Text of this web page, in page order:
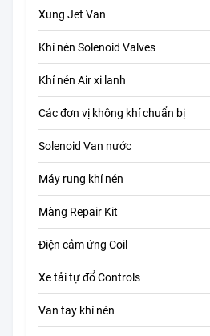
Xung Jet Van
Khí nén Solenoid Valves
Khí nén Air xi lanh
Các đơn vị không khí chuẩn bị
Solenoid Van nước
Máy rung khí nén
Màng Repair Kit
Điện cảm ứng Coil
Xe tải tự đổ Controls
Van tay khí nén